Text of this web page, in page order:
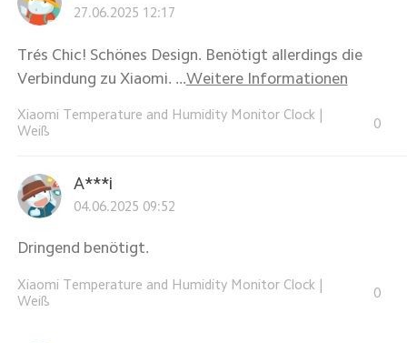
27.06.2025 12:17
Trés Chic! Schönes Design. Benötigt allerdings die
Verbindung zu Xiaomi. ...Weitere Informationen
Xiaomi Temperature and Humidity Monitor Clock
Weiß
0
A***i
04.06.2025 09:52
Dringend benötigt.
Xiaomi Temperature and Humidity Monitor Clock
Weiß
0